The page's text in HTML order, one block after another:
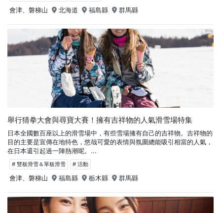
會津、磐梯山 北海道 福島縣 群馬縣
舉行猜拳大會與尋寶大賽！擁有吉祥物的人氣滑雪場特集
日本全國數百座以上的滑雪場中，有些雪場擁有自己的吉祥物。吉祥物的
目的主要是宣傳在地特色，悠哉可愛的表情與氛圍總能吸引相當的人氣，
在日本還引起過一陣熱潮呢。...
# 雙板滑雪＆單板滑雪 # 活動
會津、磐梯山 福島縣 栃木縣 群馬縣